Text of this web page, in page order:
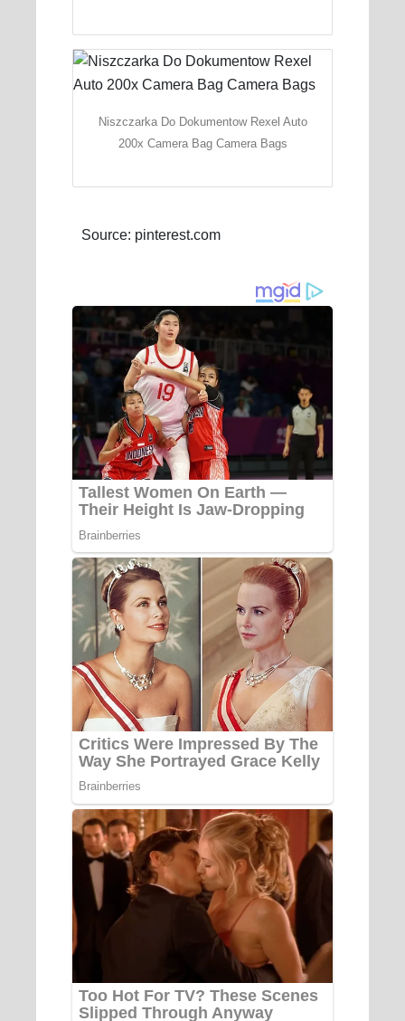
Niszczarka Do Dokumentow Rexel Auto
200x Camera Bag Camera Bags
Source: pinterest.com